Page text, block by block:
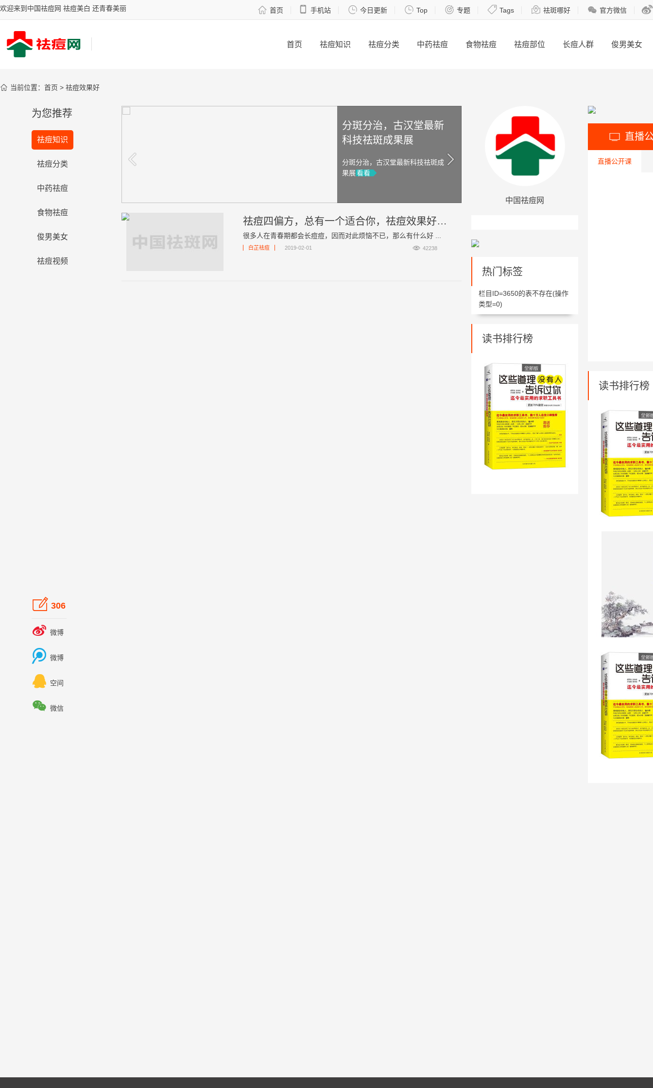
欢迎来到中国祛痘网 祛痘美白 还青春美丽  首页  手机站  今日更新  Top  专题  Tags  祛斑哪好  官方微信 
首页 祛痘知识 祛痘分类 中药祛痘 食物祛痘 祛痘部位 长痘人群 俊男美女
 当前位置： 首页 > 祛痘效果好
为您推荐
祛痘知识
祛痘分类
中药祛痘
食物祛痘
俊男美女
祛痘视频
 306
 微博
 微博
 空间
 微信
台湾女星御用古汉堂研究院祛斑圣
品，祛斑效果风靡全国
分斑分治，古汉堂最新
科技祛斑成果展
分斑分治，古汉堂最新科技祛斑成
果展看看
祛痘四偏方，总有一个适合你，祛痘效果好哦！
很多人在青春期都会长痘痘，因而对此烦恼不已，那么有什么好 ...
 42238
白芷祛痘 2019-02-01
中国祛痘网
热门标签
栏目ID=3650的表不存在(操作
类型=0)
读书排行榜
 直播
直播公开课
读书排行榜